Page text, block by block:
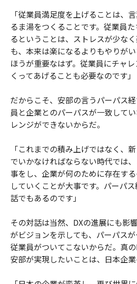
「従業員満足度を上げることは、
るま湯をつくることです。従業員
るということは、ストレスが少な
も、本来は楽になるよりもやりが
ほうが重要なはず。従業員にチャ
くってあげることも必要なのです」
だからこそ、安部の言うパーパス
員と企業とのパーパスが一致して
レンジができないからだ。
「これまでの積み上げではなく、
でいかなければならない時代では
事をし、企業が何のために存在す
していくことが大事です。パーパ
話でもあるのです」
その対話は当然、DXの進展にも影
がビジョンを示しても、パーパス
従業員がついてこないからだ。真
安部が実現したいことは、日本企業